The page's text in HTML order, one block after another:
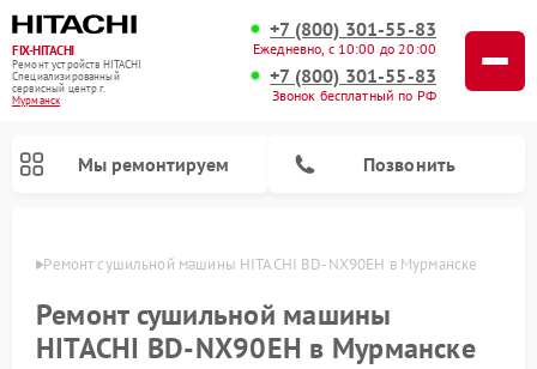
FIX-HITACHI
Ремонт устройств HITACHI
Специализированный
cервисный центр г.
Мурманск
+7 (800) 301-55-83
Ежедневно, с 10:00 до 20:00
+7 (800) 301-55-83
Звонок бесплатный по РФ
Мы ремонтируем Позвонить
Ремонт сушильной машины HITACHI BD-NX90EH в Мурманске
Ремонт сушильной машины
HITACHI BD-NX90EH в Мурманске